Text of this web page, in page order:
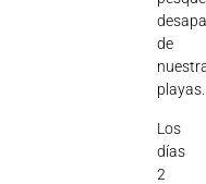
de
playas.
Los
días
2